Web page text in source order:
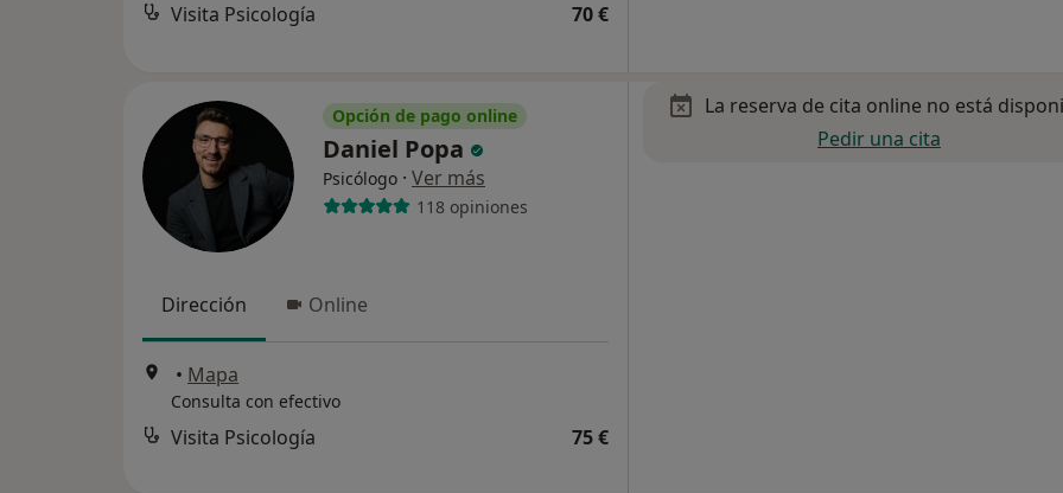
Visita Psicología 70 €
Opción de pago online
Daniel Popa
Psicólogo · Ver más
118 opiniones
Dirección Online
• Mapa
Consulta con efectivo
Visita Psicología 75 €
La reserva de cita online no está
Pedir una cita